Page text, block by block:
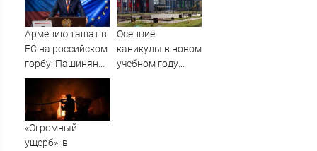
условия Путина
Армению тащат в
ЕС на российском
горбу: Пашинян
узнал цену
предательства
Осенние
каникулы в новом
учебном году
«Огромный
ущерб»: в